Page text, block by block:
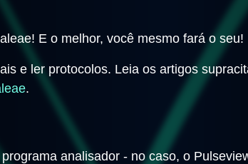
E o melhor, você mesmo fará o seu!
e ler protocolos. Leia os artigos
.
analisador - no caso, o